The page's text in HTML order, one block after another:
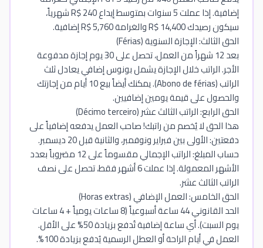
إضافية. إذا عملت 5 سنوات بمتوسط إيداع R$ 240 شهرياً،
سيكون رصيدك R$ 14,400 والغرامة R$ 5,760 إضافية.
الحق الثالث: الإجازة السنوية (Férias)
بعد 12 شهراً من العمل، تحصل على 30 يوم إجازة مدفوعة
الأجر. الراتب خلال الإجازة يشمل بونوس إضافي يعادل ثلث
الراتب (Abono de férias). يمكنك أيضاً بيع 10 أيام من إجازتك
والحصول على قيمة يومين إضافيين.
الحق الرابع: الراتب الثالث عشر (Décimo terceiro)
هذا الحق لا يُخصم من راتبك! صاحب العمل يدفعه إضافياً على
دفعتين: الأولى بين فبراير ونوفمبر، والثانية قبل 20 ديسمبر.
حساب المبلغ: الراتب الإجمالي مقسوماً على 12 مضروباً بعدد
الأشهر المعمولة. إذا عملت 6 أشهر فقط، تحصل على نصف
الراتب الثالث عشر.
الحق الخامس: العمل الإضافي (Horas extras)
الحد القانوني 44 ساعة أسبوعياً (8 ساعات يومياً + 4 ساعات
يوم السبت). أي ساعة إضافية تُدفع بزيادة 50% على الأقل.
العمل في أيام الراحة أو العطل الرسمية يُدفع بزيادة 100%.